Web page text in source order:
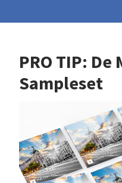
PRO TIP:
Sampleset